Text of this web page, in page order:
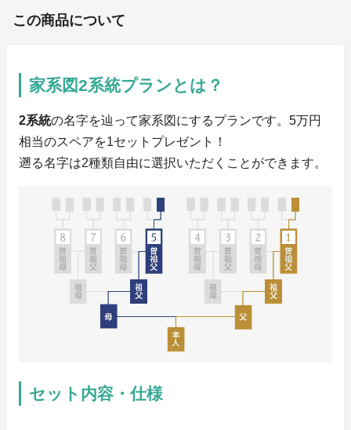
この商品について
家系図2系統プランとは？
2系統の名字を辿って家系図にするプランです。5万円
相当のスペアを1セットプレゼント！
遡る名字は2種類自由に選択いただくことができます。
セット内容・仕様